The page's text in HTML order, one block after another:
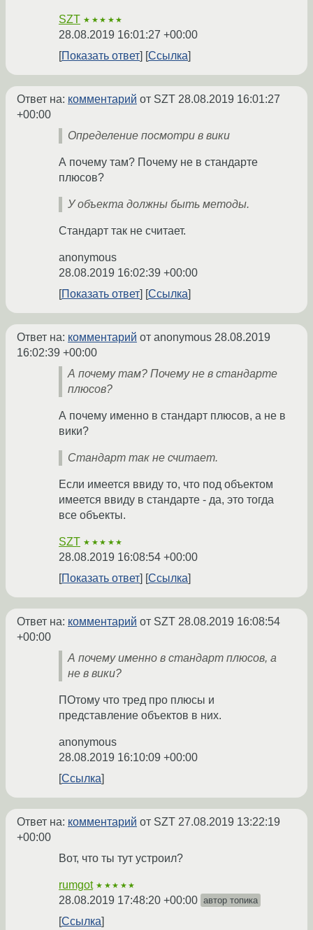
SZT ★★★★★
28.08.2019 16:01:27 +00:00
Показать ответ
Ссылка
Ответ на: комментарий от SZT 28.08.2019 16:01:27
+00:00
Определение посмотри в вики
А почему там? Почему не в стандарте
плюсов?
У объекта должны быть методы.
Стандарт так не считает.
anonymous
28.08.2019 16:02:39 +00:00
Показать ответ
Ссылка
Ответ на: комментарий от anonymous 28.08.2019
16:02:39 +00:00
А почему там? Почему не в стандарте
плюсов?
А почему именно в стандарт плюсов, а не в
вики?
Стандарт так не считает.
Если имеется ввиду то, что под объектом
имеется ввиду в стандарте - да, это тогда
все объекты.
SZT ★★★★★
28.08.2019 16:08:54 +00:00
Показать ответ
Ссылка
Ответ на: комментарий от SZT 28.08.2019 16:08:54
+00:00
А почему именно в стандарт плюсов, а
не в вики?
ПОтому что тред про плюсы и
представление объектов в них.
anonymous
28.08.2019 16:10:09 +00:00
Ссылка
Ответ на: комментарий от SZT 27.08.2019 13:22:19
+00:00
Вот, что ты тут устроил?
rumgot ★★★★★
28.08.2019 17:48:20 +00:00 автор топика
Ссылка